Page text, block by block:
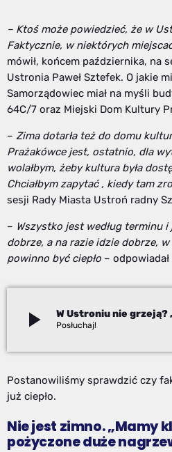
– Ktoś może powiedzieć, że w
Faktycznie, w niektórych
mówił, końcem października, na
Ustronia Paweł Sztefek. O jakie
Samorządowiec miał na myśli
64C/7 oraz Miejski Dom Kultury
– Zima dotarła też do domu
Prażakówce jest, ostatnio, dla
wolałbym, żeby kultura była
Chciałbym zapytać , kiedy tam
sesji Rady Miasta Ustroń radny
– Wszystko jest według terminu
dobrze, a na razie idzie dobrze,
powinno być ciepło –
play_arrow
Postanowiliśmy sprawdzić czy
już ciepło.
Nie jest zimno. „Mamy
pożyczone duże